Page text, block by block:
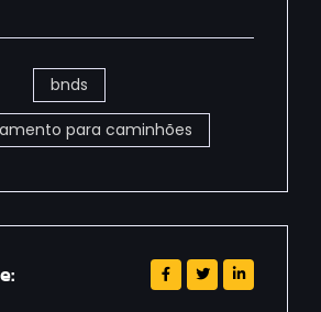
bnds
para caminhões